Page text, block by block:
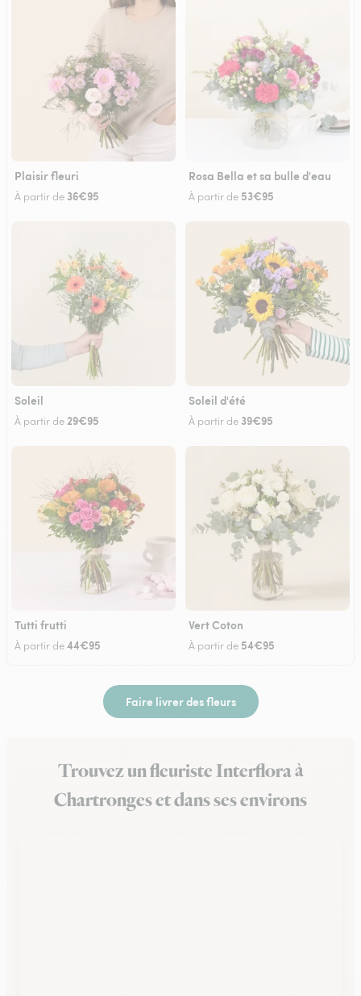
Plaisir fleuri
À partir de 36€95
Rosa Bella et sa bulle d'eau
À partir de 53€95
Soleil
À partir de 29€95
Soleil d'été
À partir de 39€95
Tutti frutti
À partir de44€95
Vert Coton
À partir de 54€95
Faire livrer des fleurs
Trouvez un fleuriste Interflora à
Chartronges et dans ses environs